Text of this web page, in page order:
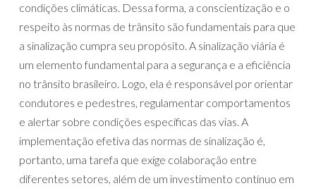
condições climáticas. Dessa forma, a conscientização e o
respeito às normas de trânsito são fundamentais para que
a sinalização cumpra seu propósito. A sinalização viária é
um elemento fundamental para a segurança e a eficiência
no trânsito brasileiro. Logo, ela é responsável por orientar
condutores e pedestres, regulamentar comportamentos
e alertar sobre condições específicas das vias. A
implementação efetiva das normas de sinalização é,
portanto, uma tarefa que exige colaboração entre
diferentes setores, além de um investimento contínuo em